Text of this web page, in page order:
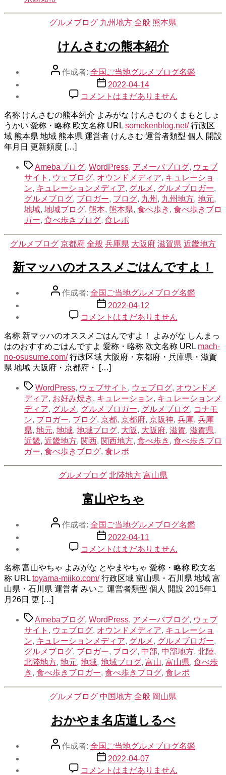
へ
の
カ
ゴ
リ
グルメブログ 九州地方 全般 熊本県
けんさむの熊本紹介
投 作成者: 全国ご当地グルメブログ名鑑
投
稿
2022-04-14
け
さ
む
の
紹
介
へ
の
コメントはまだありません
名称 けんさむの熊本紹介 よみがな けんさむのくまもとしょ
うかい 愛称・略称 欧文名称 URL somekenblog.net/行政区
域 熊本県 地域 熊本県 運営者 けんさむ 運営者類型 個人 開設
年月日 更新頻度 […]
タ
グ
Amebaブログ, WordPress, アメーバブログ, ウェブ
サイト , ウェブログ, オウンドメディア, キュレーショ
ン, キュレーションメディア, グルメ , グルメブロガー,
グルメブログ, ブロガー, ブログ, 九州 , 九州地方, 地元,
地域, 地域ブログ, 熊本, 熊本県, 食べ歩き , 食べ歩きブロ
ガー, 食べ歩きブログ, 食レポ
カ
ゴ
リ
グルメブログ 京都府 全般 兵庫県 大阪府 滋賀県 近畿地方
新マッハのオススメごはんですよ！
投 作成者: 全国ご当地グルメブログ名鑑
投
稿
2022-04-12
新
ッ
ハ
の
オ
ス
メ
ご
は
ん
で
す
へ
コメントはまだありません
名称 新マッハのオススメごはんですよ！ よみがな しんまっ
はのおすすめごはんですよ 愛称・略称 欧文名称 URL mach-
no-osusume.com/行政区域 大阪府・京都府・兵庫県・滋賀
県 地域 大阪府・京都府・ […]
タ
グ
WordPress, ウェブサイト , ウェブログ, オウンドメ
ディア, お好み焼き , キュレーション, キュレーションメ
ディア, グルメ , グルメブロガー, グルメブログ, コナモ
ン, ブロガー, ブログ, 京都, 京都府, 京阪神, 兵庫, 兵庫
県, 地元, 地域, 地域ブログ, 大阪, 大阪府, 滋賀, 滋賀県,
近畿, 近畿地方, 関西, 関西地方, 食べ歩き , 食べ歩きブロ
ガー, 食べ歩きブログ, 食レポ
カ
ゴ
リ
グルメブログ 北陸地方 富山県
富山やちゃ
投 作成者: 全国ご当地グルメブログ名鑑
投
稿
2022-04-11
富
や
ち
ゃ
コメントはまだありません
名称 富山やちゃ よみがな とやまやちゃ 愛称・略称 欧文名
称 URL toyama-miiko.com/行政区域 富山県・石川県 地域 富
山県・石川県 運営者 みいこ 運営者類型 個人 開設 2015年1
月26日 更 […]
タ
グ
Amebaブログ, WordPress, アメーバブログ, ウェブ
サイト , ウェブログ, オウンドメディア, キュレーショ
ン, キュレーションメディア, グルメ , グルメブロガー,
グルメブログ, ブロガー, ブログ, 中部, 中部地方, 北陸,
北陸地方, 地元, 地域, 地域ブログ, 富山, 富山県, 食べ歩
き , 食べ歩きブロガー, 食べ歩きブログ, 食レポ
カ
ゴ
リ
グルメブログ 中国地方 全般 岡山県
おかやま名店道しるべ
投 作成者: 全国ご当地グルメブログ名鑑
投
稿
2022-04-07
お
コメントはまだありません